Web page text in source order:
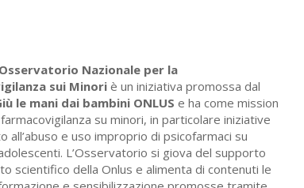
Osservatorio Nazionale per la
sui Minoriè un iniziativa promossa dal
le mani dai bambini ONLUS e ha come mission
su minori, in particolare iniziative
all’abuso e uso improprio di psicofarmaci su
L’Osservatorio si giova del supporto
scientifico della Onlus e alimenta di contenuti le